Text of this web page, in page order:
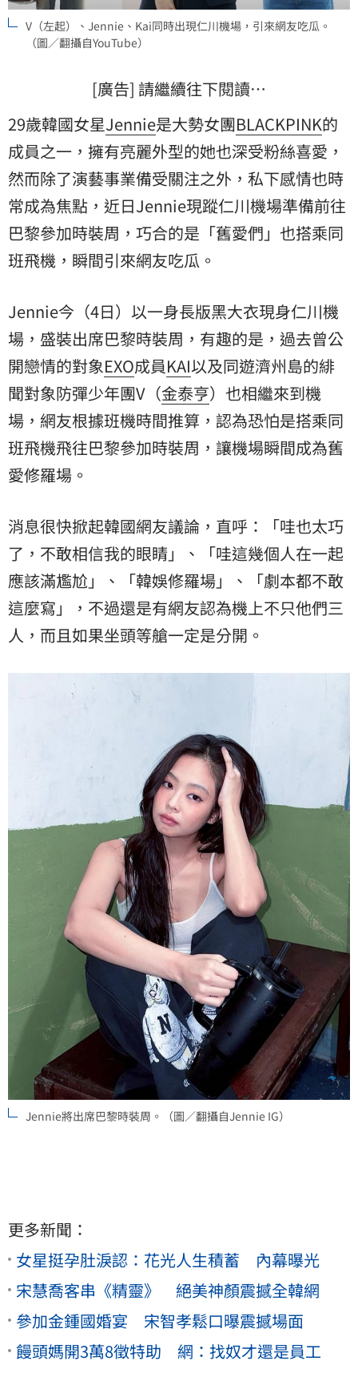
V（左起）、Jennie、Kai同時出現仁川機場，引來網友吃瓜。
（圖／翻攝自YouTube）
[廣告] 請繼續往下閱讀…
29歲韓國女星Jennie是大勢女團BLACKPINK的
成員之一，擁有亮麗外型的她也深受粉絲喜愛，
然而除了演藝事業備受關注之外，私下感情也時
常成為焦點，近日Jennie現蹤仁川機場準備前往
巴黎參加時裝周，巧合的是「舊愛們」也搭乘同
班飛機，瞬間引來網友吃瓜。
Jennie今（4日）以一身長版黑大衣現身仁川機
場，盛裝出席巴黎時裝周，有趣的是，過去曾公
開戀情的對象EXO成員KAI以及同遊濟州島的緋
聞對象防彈少年團V（金泰亨）也相繼來到機
場，網友根據班機時間推算，認為恐怕是搭乘同
班飛機飛往巴黎參加時裝周，讓機場瞬間成為舊
愛修羅場。
消息很快掀起韓國網友議論，直呼：「哇也太巧
了，不敢相信我的眼睛」、「哇這幾個人在一起
應該滿尷尬」、「韓娛修羅場」、「劇本都不敢
這麼寫」，不過還是有網友認為機上不只他們三
人，而且如果坐頭等艙一定是分開。
Jennie將出席巴黎時裝周。（圖／翻攝自Jennie IG）
更多新聞：
女星挺孕肚淚認：花光人生積蓄 內幕曝光
宋慧喬客串《精靈》 絕美神顏震撼全韓網
參加金鍾國婚宴 宋智孝鬆口曝震撼場面
饅頭媽開3萬8徵特助 網：找奴才還是員工